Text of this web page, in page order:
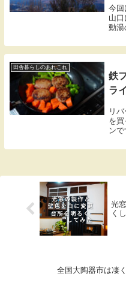
今回
山
動湯
く説
田舎暮らしのあれこれ
鉄
ラ
リ
を
ン
光
く
全国大陶器市は凄